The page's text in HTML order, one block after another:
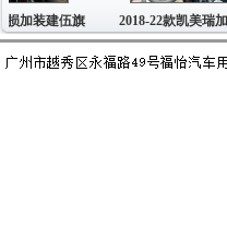
加装建伍旗 2018-22款凯美瑞加装